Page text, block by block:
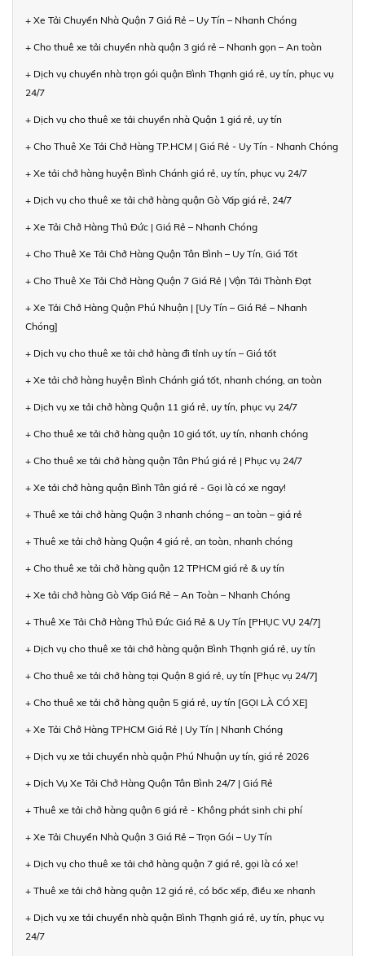
+ Xe Tải Chuyển Nhà Quận 7 Giá Rẻ – Uy Tín – Nhanh Chóng
+ Cho thuê xe tải chuyển nhà quận 3 giá rẻ – Nhanh gọn – An toàn
+ Dịch vụ chuyển nhà trọn gói quận Bình Thạnh giá rẻ, uy tín, phục vụ
24/7
+ Dịch vụ cho thuê xe tải chuyển nhà Quận 1 giá rẻ, uy tín
+ Cho Thuê Xe Tải Chở Hàng TP.HCM | Giá Rẻ - Uy Tín - Nhanh Chóng
+ Xe tải chở hàng huyện Bình Chánh giá rẻ, uy tín, phục vụ 24/7
+ Dịch vụ cho thuê xe tải chở hàng quận Gò Vấp giá rẻ, 24/7
+ Xe Tải Chở Hàng Thủ Đức | Giá Rẻ – Nhanh Chóng
+ Cho Thuê Xe Tải Chở Hàng Quận Tân Bình – Uy Tín, Giá Tốt
+ Cho Thuê Xe Tải Chở Hàng Quận 7 Giá Rẻ | Vận Tải Thành Đạt
+ Xe Tải Chở Hàng Quận Phú Nhuận | [Uy Tín – Giá Rẻ – Nhanh
Chóng]
+ Dịch vụ cho thuê xe tải chở hàng đi tỉnh uy tín – Giá tốt
+ Xe tải chở hàng huyện Bình Chánh giá tốt, nhanh chóng, an toàn
+ Dịch vụ xe tải chở hàng Quận 11 giá rẻ, uy tín, phục vụ 24/7
+ Cho thuê xe tải chở hàng quận 10 giá tốt, uy tín, nhanh chóng
+ Cho thuê xe tải chở hàng quận Tân Phú giá rẻ | Phục vụ 24/7
+ Xe tải chở hàng quận Bình Tân giá rẻ - Gọi là có xe ngay!
+ Thuê xe tải chở hàng Quận 3 nhanh chóng – an toàn – giá rẻ
+ Thuê xe tải chở hàng Quận 4 giá rẻ, an toàn, nhanh chóng
+ Cho thuê xe tải chở hàng quận 12 TPHCM giá rẻ & uy tín
+ Xe tải chở hàng Gò Vấp Giá Rẻ – An Toàn – Nhanh Chóng
+ Thuê Xe Tải Chở Hàng Thủ Đức Giá Rẻ & Uy Tín [PHỤC VỤ 24/7]
+ Dịch vụ cho thuê xe tải chở hàng quận Bình Thạnh giá rẻ, uy tín
+ Cho thuê xe tải chở hàng tại Quận 8 giá rẻ, uy tín [Phục vụ 24/7]
+ Cho thuê xe tải chở hàng quận 5 giá rẻ, uy tín [GỌI LÀ CÓ XE]
+ Xe Tải Chở Hàng TPHCM Giá Rẻ | Uy Tín | Nhanh Chóng
+ Dịch vụ xe tải chuyển nhà quận Phú Nhuận uy tín, giá rẻ 2026
+ Dịch Vụ Xe Tải Chở Hàng Quận Tân Bình 24/7 | Giá Rẻ
+ Thuê xe tải chở hàng quận 6 giá rẻ - Không phát sinh chi phí
+ Xe Tải Chuyển Nhà Quận 3 Giá Rẻ – Trọn Gói – Uy Tín
+ Dịch vụ cho thuê xe tải chở hàng quận 7 giá rẻ, gọi là có xe!
+ Thuê xe tải chở hàng quận 12 giá rẻ, có bốc xếp, điều xe nhanh
+ Dịch vụ xe tải chuyển nhà quận Bình Thạnh giá rẻ, uy tín, phục vụ
24/7